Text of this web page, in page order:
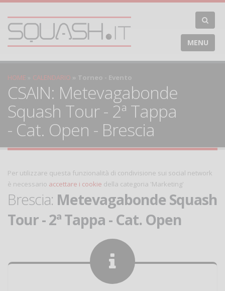
MENU
HOME CALENDARIO Torneo - Evento
CSAIN: Metevagabonde
Squash Tour - 2ª Tappa
- Cat. Open - Brescia
Per utilizzare questa funzionalità di condivisione sui social network
è necessario accettare i cookie della categoria 'Marketing'
Brescia: Metevagabonde Squash
Tour - 2ª Tappa - Cat. Open